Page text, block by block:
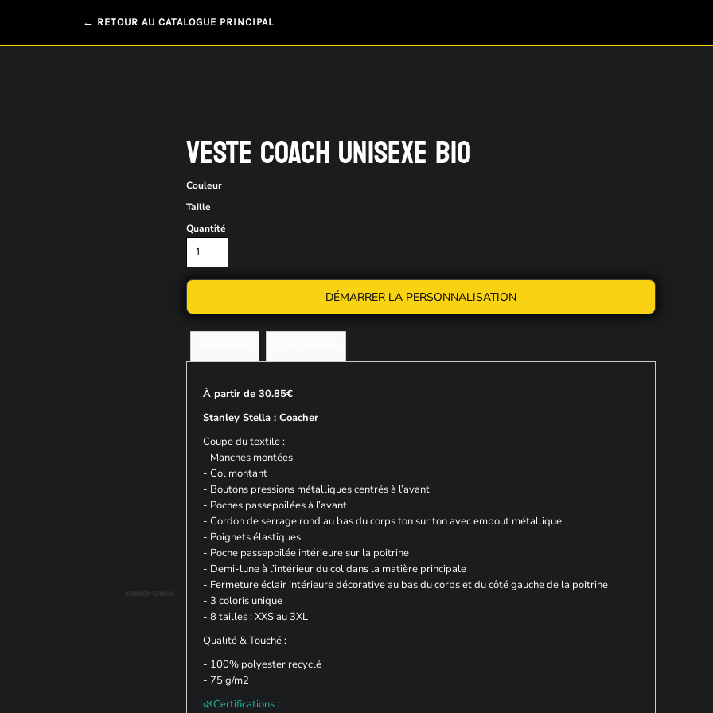
← RETOUR AU CATALOGUE PRINCIPAL
VESTE COACH UNISEXE BIO
Couleur
Taille
Quantité
DÉMARRER LA PERSONNALISATION
À partir de 30.85€
Stanley Stella : Coacher
Coupe du textile :
- Manches montées
- Col montant
- Boutons pressions métalliques centrés à l’avant
- Poches passepoilées à l’avant
- Cordon de serrage rond au bas du corps ton sur ton avec embout métallique
- Poignets élastiques
- Poche passepoilée intérieure sur la poitrine
- Demi-lune à l’intérieur du col dans la matière principale
- Fermeture éclair intérieure décorative au bas du corps et du côté gauche de la poitrine
- 3 coloris unique
- 8 tailles : XXS au 3XL
Qualité & Touché :
- 100% polyester recyclé
- 75 g/m2
🌿Certifications :